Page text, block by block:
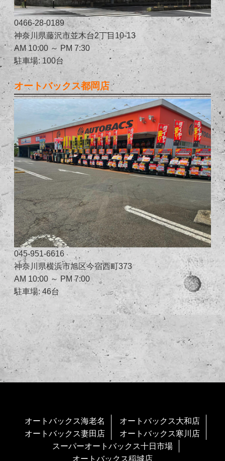
0466-28-0189
神奈川県藤沢市並木台2丁目10-13
AM 10:00 ～ PM 7:30
駐車場: 100台
オートバックス都岡店
045-951-6616
神奈川県横浜市旭区今宿西町373
AM 10:00 ～ PM 7:00
駐車場: 46台
オートバックス海老名
オートバックス大和店
オートバックス妻田店
オートバックス寒川店
スーパーオートバックス十日市場
オートバックス稲城店